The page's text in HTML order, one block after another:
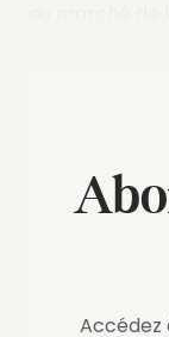
Accédez